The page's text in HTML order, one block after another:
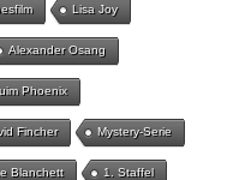
Lisa Joy
Alexander Osang
Phoenix
Fincher Mystery-Serie
Blanchett 1. Staffel